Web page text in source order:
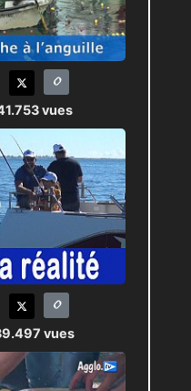
vues
vues